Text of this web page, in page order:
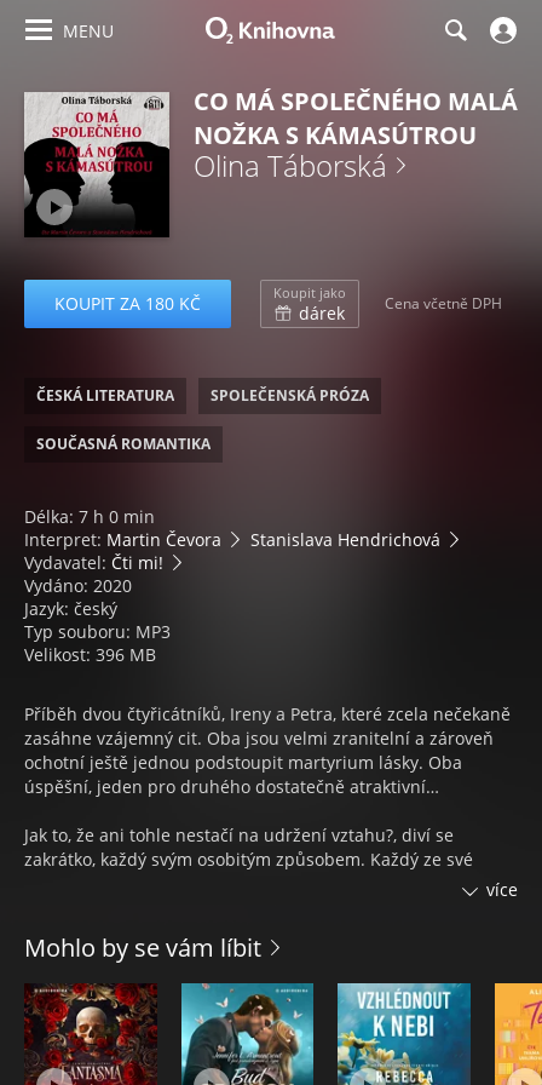
MENU
CO MÁ SPOLEČNÉHO MALÁ
NOŽKA S KÁMASÚTROU
Olina Táborská
KOUPIT ZA 180 KČ Koupit jako
dárek Cena včetně DPH
ČESKÁ LITERATURA SPOLEČENSKÁ PRÓZA
SOUČASNÁ ROMANTIKA
Délka: 7 h 0 min
Interpret: Martin Čevora
Stanislava Hendrichová
Vydavatel: Čti mi!
Vydáno: 2020
Jazyk: český
Typ souboru: MP3
Velikost: 396 MB
Příběh dvou čtyřicátníků, Ireny a Petra, které zcela nečekaně
zasáhne vzájemný cit. Oba jsou velmi zranitelní a zároveň
ochotní ještě jednou podstoupit martyrium lásky. Oba
úspěšní, jeden pro druhého dostatečně atraktivní…
Jak to, že ani tohle nestačí na udržení vztahu?, diví se
zakrátko, každý svým osobitým způsobem. Každý ze své
pozice je odhodlaný vidět pravdu o tom druhém, ale nikoli o
jsou jim všechny manažerské schopnosti na nic. Během
měsíce a půl prožijí tolik, co jiný pár za celý život. Je to jak na
horské dráze a nechybí ani drama, v němž jde o život. Zátěž
minulých zkušeností táhne oba ke dnu a málem se na
vlnách jejich vztahové epizody neudrží ani jeden z nich. Oba
vědí, že nestačí chtít a receptem není ani postel, kde to ti
více
Mohlo by se vám líbit